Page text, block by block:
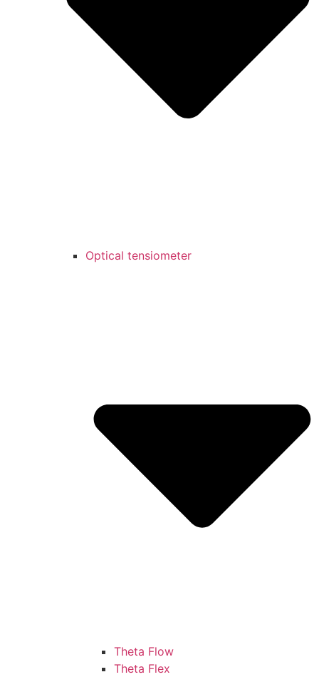
Optical tensiometer
Theta Flow
Theta Flex